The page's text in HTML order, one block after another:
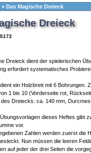
» Das Magische Dreieck
Dreieck
Dreieck dient der spielerischen
erfordert systematisches
ein Holzbrett mit 6 Bohrungen.
1 bis 10 (Vorderseite rot,
des Dreiecks: ca. 140 mm,
dieses Heftes gibt
vor.
Zahlen werden zuerst die
Nun müssen die leeren
auf jeder der drei Seiten die